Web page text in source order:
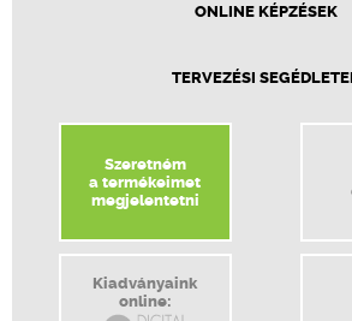
ONLINE KÉPZÉSEK
TERVEZÉSI
Szeretném
a termékeimet
megjelentetni
Kiadványaink
online: